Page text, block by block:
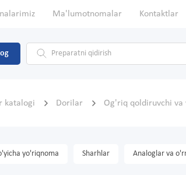
Ma'lumotnomalar Kontaktlar
katalogi Dorilar Og'riq qoldiruvchi va
yo'riqnoma Sharhlar Analoglar va